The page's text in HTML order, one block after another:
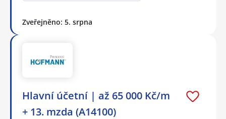
Zveřejněno: 5. srpna
Hlavní účetní | až 65 000 Kč/m
+ 13. mzda (A14100)